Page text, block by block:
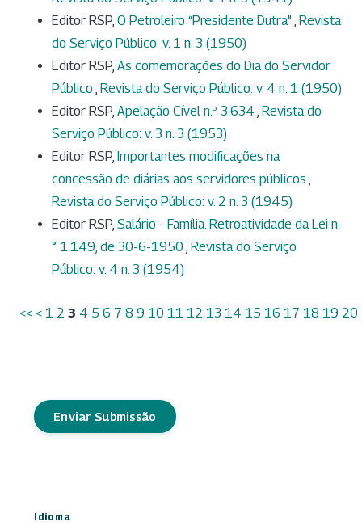
Editor RSP, O Petroleiro “Presidente Dutra" , Revista
do Serviço Público: v. 1 n. 3 (1950)
Editor RSP, As comemorações do Dia do Servidor
Público , Revista do Serviço Público: v. 4 n. 1 (1950)
Editor RSP, Apelação Cível n.º 3.634 , Revista do
Serviço Público: v. 3 n. 3 (1953)
Editor RSP, Importantes modificações na
concessão de diárias aos servidores públicos ,
Revista do Serviço Público: v. 2 n. 3 (1945)
Editor RSP, Salário - Família. Retroatividade da Lei n.
° 1.149, de 30-6-1950 , Revista do Serviço
Público: v. 4 n. 3 (1954)
<< < 1 2 3 4 5 6 7 8 9 10 11 12 13 14 15 16 17 18 19 20
Enviar Submissão
Idioma